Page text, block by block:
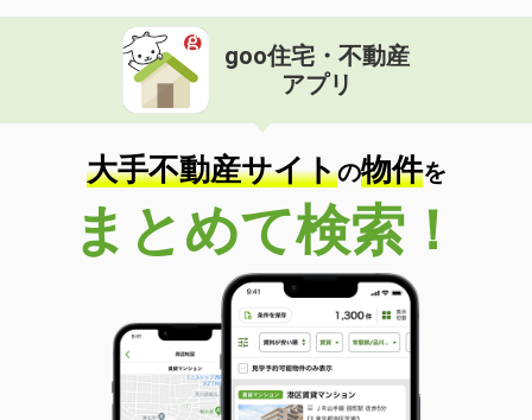
goo住宅・不動産
アプリ
大手不動産サイトの物件を
まとめて検索！